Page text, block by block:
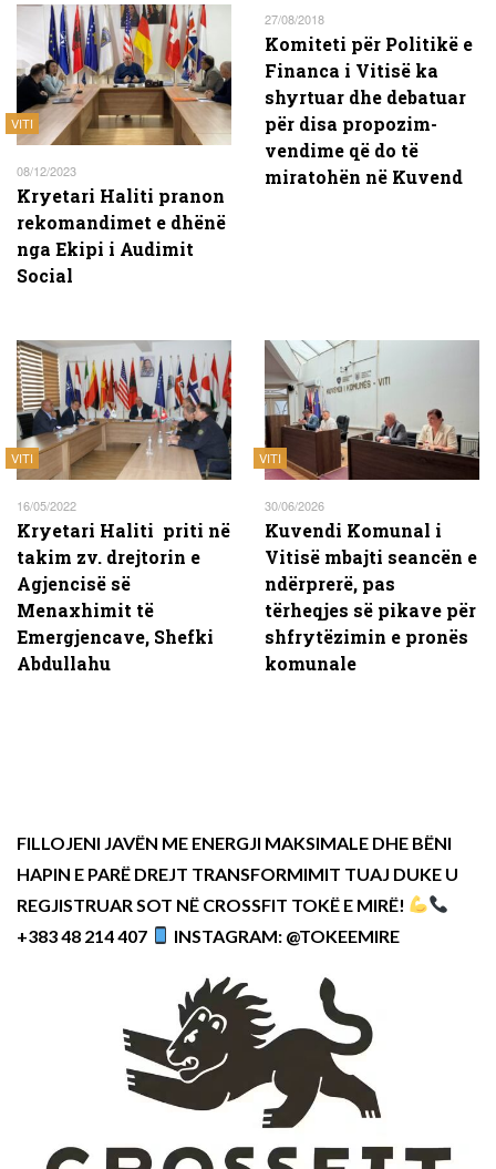
VITI
08/12/2023
Kryetari Haliti pranon
rekomandimet e dhënë
nga Ekipi i Audimit
Social
27/08/2018
Komiteti për Politikë e
Financa i Vitisë ka
shyrtuar dhe debatuar
për disa propozim-
vendime që do të
miratohën në Kuvend
VITI
16/05/2022
Kryetari Haliti priti në
takim zv. drejtorin e
Agjencisë së
Menaxhimit të
Emergjencave, Shefki
Abdullahu
VITI
30/06/2026
Kuvendi Komunal i
Vitisë mbajti seancën e
ndërprerë, pas
tërheqjes së pikave për
shfrytëzimin e pronës
komunale
FILLOJENI JAVËN ME ENERGJI MAKSIMALE DHE BËNI
HAPIN E PARË DREJT TRANSFORMIMIT TUAJ DUKE U
REGJISTRUAR SOT NË CROSSFIT TOKË E MIRË!
+383 48 214 407
INSTAGRAM: @TOKEEMIRE